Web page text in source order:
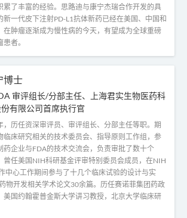
累了丰富的经验。思路迪与康宁杰瑞合作开发的具
新一代皮下注射PD-L1抗体新药已经在美国、中国和
在肿瘤逐渐成为慢性病的今天，有望成为全球重磅
者。
博士
审评组长/分部主任、上海君实生物医药科
有限公司首席执行官
，历任资深审评员、审评组长、分部主任等职。期
临床研究相关的技术委员会、指导原则工作组，参
药企业与FDA的技术交流会，负责审批了数十个
曾任美国NIH科研基金评审特别委员会成员，在NIH
中心工作期间参与了十几个临床试验的设计与实
物开发相关学术论文30余篇。历任赛诺菲集团药政
美国约翰霍普金斯大学讲习教授，北京大学临床研